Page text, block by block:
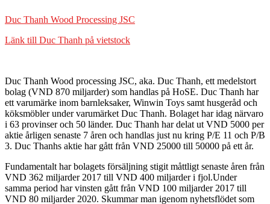
Duc Thanh Wood Processing JSC
Länk till Duc Thanh på vietstock
Duc Thanh Wood processing JSC, aka. Duc Thanh, ett medelstort
bolag (VND 870 miljarder) som handlas på HoSE. Duc Thanh har
ett varumärke inom barnleksaker, Winwin Toys samt husgeråd och
köksmöbler under varumärket Duc Thanh. Bolaget har idag närvaro
i 63 provinser och 50 länder. Duc Thanh har delat ut VND 5000 per
aktie årligen senaste 7 åren och handlas just nu kring P/E 11 och P/B
3. Duc Thanhs aktie har gått från VND 25000 till 50000 på ett år.
Fundamentalt har bolagets försäljning stigit måttligt senaste åren från
VND 362 miljarder 2017 till VND 400 miljarder i fjol.Under
samma period har vinsten gått från VND 100 miljarder 2017 till
VND 80 miljarder 2020. Skummar man igenom nyhetsflödet som